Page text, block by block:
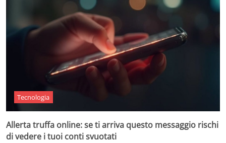
Tecnologia
Allerta truffa online: se ti arriva questo messaggio rischi
di vedere i tuoi conti svuotati